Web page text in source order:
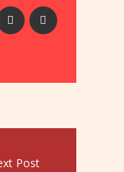
Post